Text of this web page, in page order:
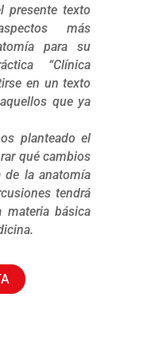
presente texto
más
para su
“Clínica
en un texto
que ya
planteado el
qué cambios
de la anatomía
tendrá
básica